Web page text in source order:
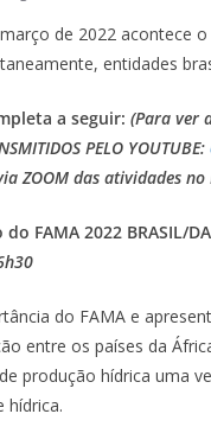
de 2022 acontece
entidades
a seguir: (Para ver
PELO YOUTUBE:
ZOOM das atividades
FAMA 2022 BRASIL/
do FAMA e
entre os países da
produção hídrica uma
hídrica.